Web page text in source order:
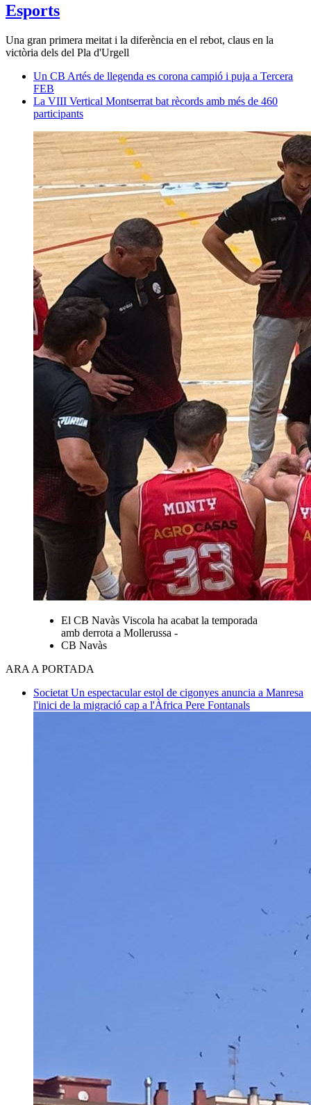
Esports
Una gran primera meitat i la diferència en el rebot, claus en la
victòria dels del Pla d'Urgell
Un CB Artés de llegenda es corona campió i puja a Tercera
FEB
La VIII Vertical Montserrat bat rècords amb més de 460
participants
El CB Navàs Viscola ha acabat la temporada
amb derrota a Mollerussa -
CB Navàs
ARA A PORTADA
Societat Un espectacular estol de cigonyes anuncia a Manresa
l'inici de la migració cap a l'Àfrica Pere Fontanals